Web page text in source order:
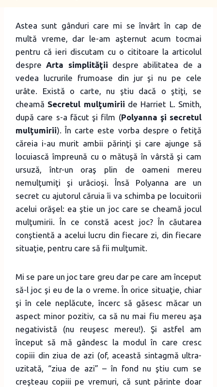
Astea sunt gânduri care mi se învârt în cap de
multă vreme, dar le-am aşternut acum tocmai
pentru că ieri discutam cu o cititoare la articolul
despreArta simplităţii despre abilitatea de a
vedea lucrurile frumoase din jur şi nu pe cele
urâte. Există o carte, nu ştiu dacă o ştiţi, se
cheamă Secretul mulţumirii de Harriet L. Smith,
după care s-a făcut şi film (Polyanna şi secretul
mulţumirii). În carte este vorba despre o fetiţă
căreia i-au murit ambii părinţi şi care ajunge să
locuiască împreună cu o mătuşă în vârstă şi cam
ursuză, într-un oraş plin de oameni mereu
nemulţumiţi şi urâcioşi. Însă Polyanna are un
secret cu ajutorul căruia îi va schimba pe locuitorii
acelui orăşel: ea ştie un joc care se cheamă jocul
mulţumirii. În ce constă acest joc? În căutarea
conştientă a acelui lucru din fiecare zi, din fiecare
situaţie, pentru care să fii mulţumit.
Mi se pare un joc tare greu dar pe care am început
să-l joc şi eu de la o vreme. În orice situaţie, chiar
şi în cele neplăcute, încerc să găsesc măcar un
aspect minor pozitiv, ca să nu mai fiu mereu aşa
negativistă (nu reuşesc mereu!). Şi astfel am
început să mă gândesc la modul în care cresc
copiii din ziua de azi (of, această sintagmă ultra-
uzitată, “ziua de azi” – în fond nu ştiu cum se
creşteau copiii pe vremuri, că sunt părinte doar